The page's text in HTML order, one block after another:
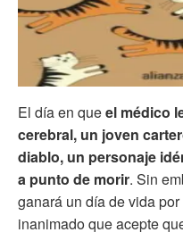
El día en queel médico
cerebral, un joven
diablo, un personaje
a punto de morir. Sin
ganará un día de vida
inanimado que acepte